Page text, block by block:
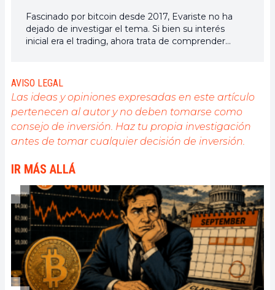
Fascinado por bitcoin desde 2017, Evariste no ha
dejado de investigar el tema. Si bien su interés
inicial era el trading, ahora trata de comprender
proporcionar constantemente un trabajo de alta
calidad que refleje el estado del sector en su
conjunto.
AVISO LEGAL
Las ideas y opiniones expresadas en este artículo
pertenecen al autor y no deben tomarse como
consejo de inversión. Haz tu propia investigación
antes de tomar cualquier decisión de inversión.
IR MÁS ALLÁ